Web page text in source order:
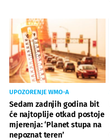
UPOZORENJE WMO-A
Sedam zadnjih godina bit
će najtoplije otkad postoje
mjerenja: ‘Planet stupa na
nepoznat teren’